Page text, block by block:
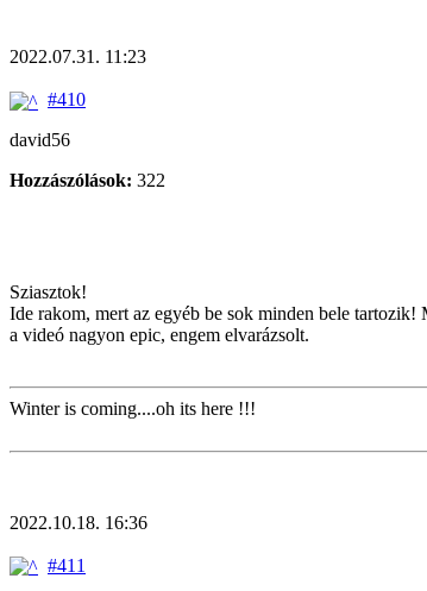
2022.07.31. 11:23
#410
david56
Hozzászólások: 322
Sziasztok!
Ide rakom, mert az egyéb be sok minden bele
a videó nagyon epic, engem elvarázsolt.
Winter is coming....oh its here !!!
2022.10.18. 16:36
#411